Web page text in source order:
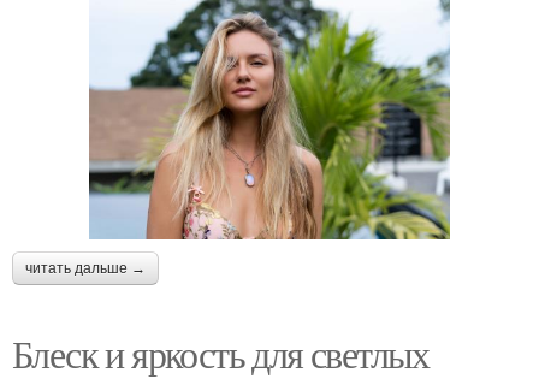
читать дальше →
Блеск и яркость для светлых